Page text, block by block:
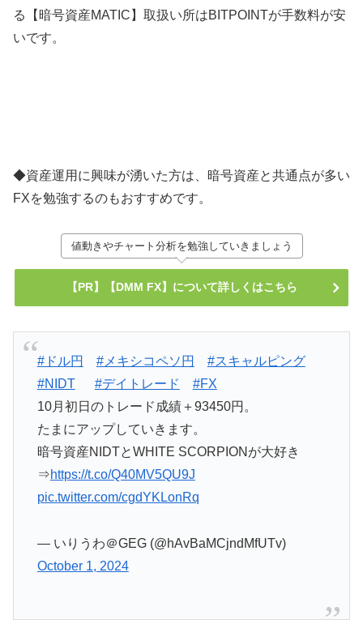
る【暗号資産MATIC】取扱い所はBITPOINTが手数料が安
いです。
◆資産運用に興味が湧いた方は、暗号資産と共通点が多い
FXを勉強するのもおすすめです。
値動きやチャート分析を勉強していきましょう
【PR】【DMM FX】について詳しくはこちら
#ドル円 #メキシコペソ円
#スキャルピング
#NIDT
#デイトレード
#FX
10月初日のトレード成績＋93450円。
たまにアップしていきます。
暗号資産NIDTとWHITE SCORPIONが大好き
⇒https://t.co/Q40MV5QU9J
pic.twitter.com/cgdYKLonRq
— いりうわ＠GEG (@hAvBaMCjndMfUTv)
October 1, 2024